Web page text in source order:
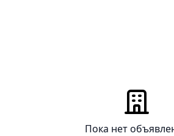
Пока нет